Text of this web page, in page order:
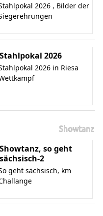
2026 , Bilder der
Stahlpokal 2026
2026 in Riesa
Showtanz
Showtanz, so geht
sächsisch-2
geht sächsisch, km